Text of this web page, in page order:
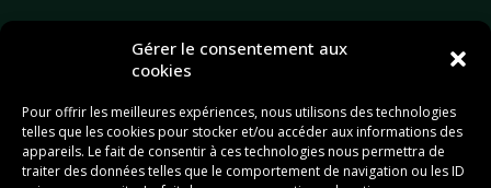
Gérer le consentement aux
cookies
Pour offrir les meilleures expériences, nous utilisons des technologies
telles que les cookies pour stocker et/ou accéder aux informations des
appareils. Le fait de consentir à ces technologies nous permettra de
traiter des données telles que le comportement de navigation ou les ID
. Cartes et menus
. Réservation
Venir